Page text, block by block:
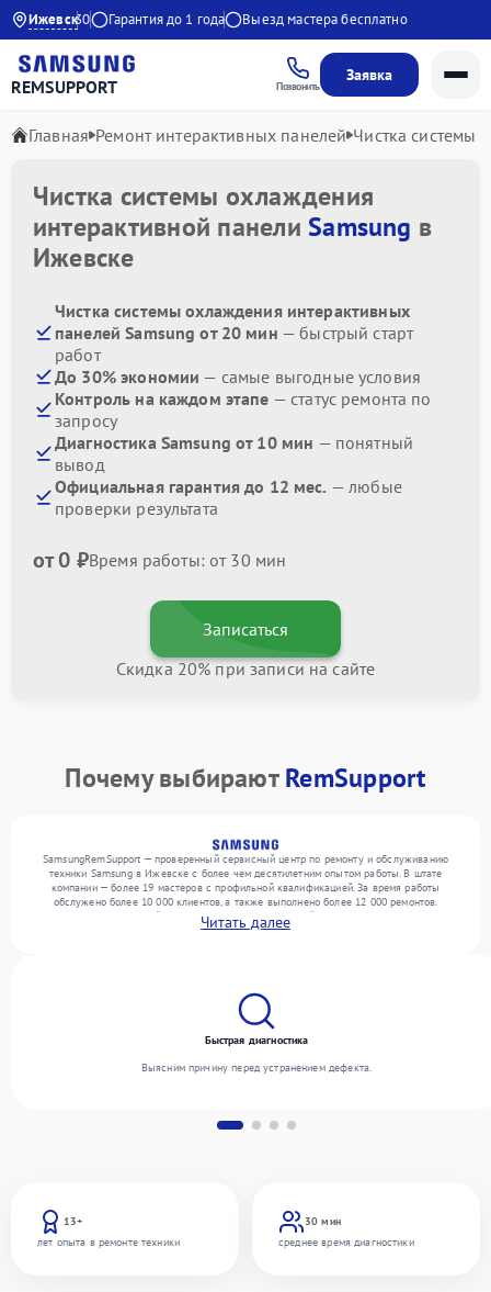
Ижевск
до 20:30 Гарантия до 1 года Выезд мастера бесплатно
REMSUPPORT Позвонить
Заявка
Главная Ремонт интерактивных панелей Чистка системы
Чистка системы охлаждения
интерактивной панелиSamsung в
Ижевске
Чистка системы охлаждения интерактивных
панелей Samsung от 20 мин — быстрый старт
работ
До 30% экономии — самые выгодные условия
Контроль на каждом этапе — статус ремонта по
запросу
Диагностика Samsung от 10 мин — понятный
вывод
Официальная гарантия до 12 мес. — любые
проверки результата
от 0 ₽Время работы: от 30 мин
Записаться
Скидка 20% при записи на сайте
Почему выбираютRemSupport
SamsungRemSupport — проверенный сервисный центр по ремонту и обслуживанию
техники Samsung в Ижевске с более чем десятилетним опытом работы. В штате
компании — более 19 мастеров с профильной квалификацией. За время работы
обслужено более 10 000 клиентов, а также выполнено более 12 000 ремонтов.
Ежемесячно в сервисный центр поступает от 300 устройств, включая , , . Мы беремся
за задачи любой сложности и поддерживаем высокий стандарт качества благодаря
Читать далее
13+
лет опыта в ремонте техники
30 мин
среднее время диагностики
Быстрая диагностика
Выясним причину перед устранением дефекта.